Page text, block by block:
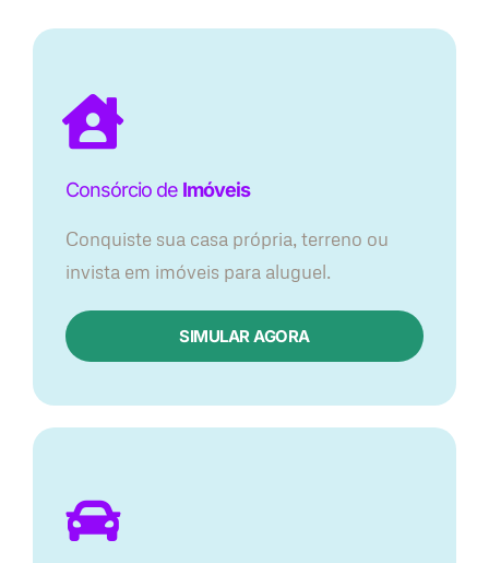
Consórcio de Imóveis
Conquiste sua casa própria, terreno ou
invista em imóveis para aluguel.
SIMULAR AGORA​